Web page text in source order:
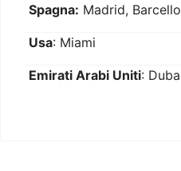
Spagna: Madrid,
Usa: Miami
Emirati Arabi Uniti: